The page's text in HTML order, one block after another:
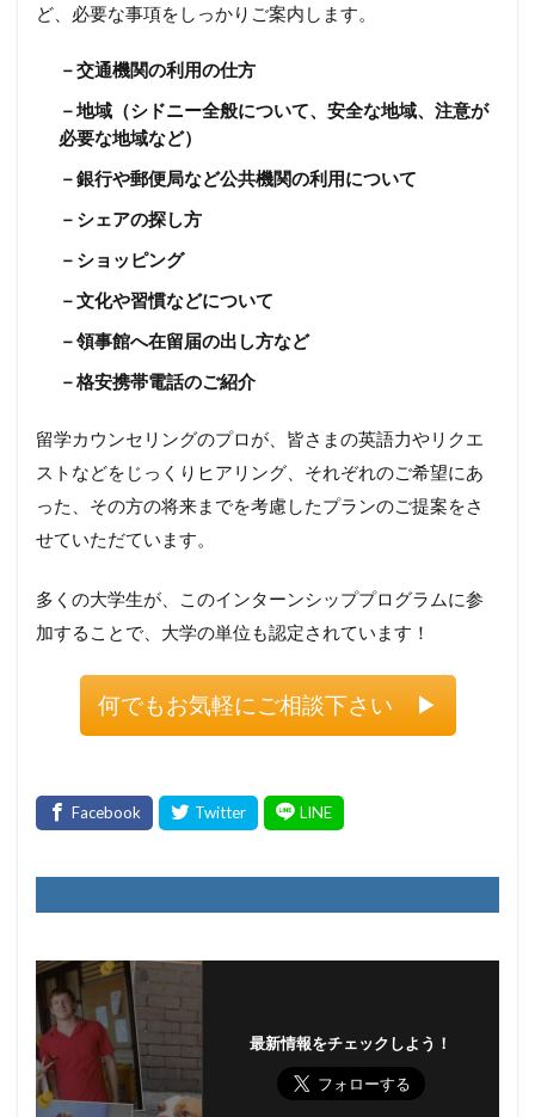
ど、必要な事項をしっかりご案内します。
－交通機関の利用の仕方
－地域（シドニー全般について、安全な地域、注意が
必要な地域など）
－銀行や郵便局など公共機関の利用について
－シェアの探し方
－ショッピング
－文化や習慣などについて
－領事館へ在留届の出し方など
－格安携帯電話のご紹介
留学カウンセリングのプロが、皆さまの英語力やリクエ
ストなどをじっくりヒアリング、それぞれのご希望にあ
った、その方の将来までを考慮したプランのご提案をさ
せていただています。
多くの大学生が、このインターンシッププログラムに参
加することで、大学の単位も認定されています！
何でもお気軽にご相談下さい ▶︎
最新情報をチェックしよう！